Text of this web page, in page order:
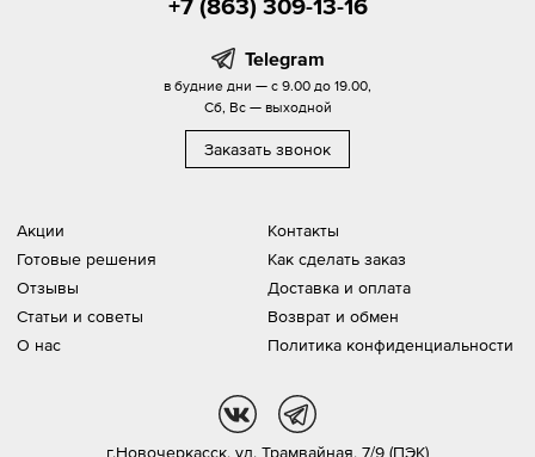
Акции
Готовые решения
Отзывы
Статьи и советы
О нас
Контакты
Как сделать заказ
Доставка и оплата
Возврат и обмен
Политика конфиденциальности
+7 (863) 309-13-16
Telegram
в будние дни — с 9.00 до 19.00,
Сб, Вс — выходной
Заказать звонок
г.Новочеркасск, ул. Трамвайная, 7/9 (ПЭК)
vk tg